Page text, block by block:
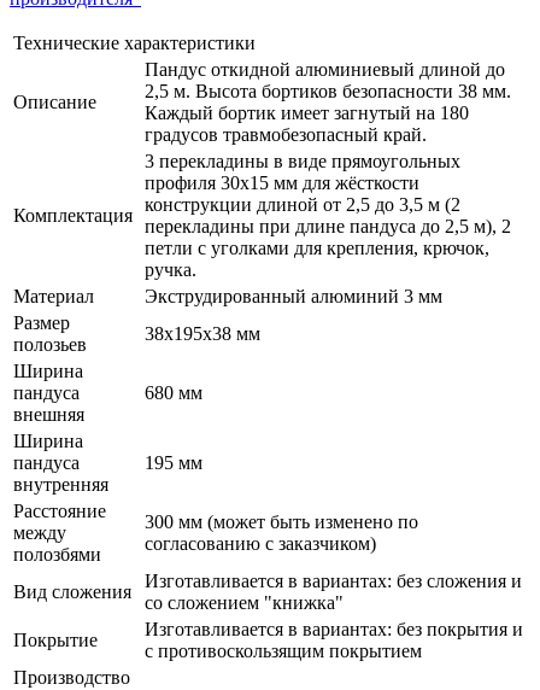
Технические характеристики
Описание
Пандус откидной алюминиевый длиной до
2,5 м. Высота бортиков безопасности 38 мм.
Каждый бортик имеет загнутый на 180
градусов травмобезопасный край.
Комплектация
3 перекладины в виде прямоугольных
профиля 30х15 мм для жёсткости
конструкции длиной от 2,5 до 3,5 м (2
перекладины при длине пандуса до 2,5 м), 2
петли с уголками для крепления, крючок,
ручка.
Материал
Экструдированный алюминий 3 мм
Размер
полозьев
38х195х38 мм
Ширина
пандуса
внешняя
680 мм
Ширина
пандуса
внутренняя
195 мм
Расстояние
между
полозбями
300 мм (может быть изменено по
согласованию с заказчиком)
Вид сложения
Изготавливается в вариантах: без сложения и
со сложением "книжка"
Покрытие
Изготавливается в вариантах: без покрытия и
с противоскользящим покрытием
Производство